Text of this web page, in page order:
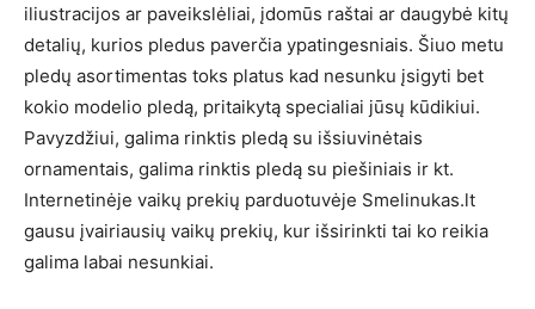
iliustracijos ar paveikslėliai, įdomūs raštai ar daugybė kitų
detalių, kurios pledus paverčia ypatingesniais. Šiuo metu
pledų asortimentas toks platus kad nesunku įsigyti bet
kokio modelio pledą, pritaikytą specialiai jūsų kūdikiui.
Pavyzdžiui, galima rinktis pledą su išsiuvinėtais
ornamentais, galima rinktis pledą su piešiniais ir kt.
Internetinėje vaikų prekių parduotuvėje Smelinukas.lt
gausu įvairiausių vaikų prekių, kur išsirinkti tai ko reikia
galima labai nesunkiai.